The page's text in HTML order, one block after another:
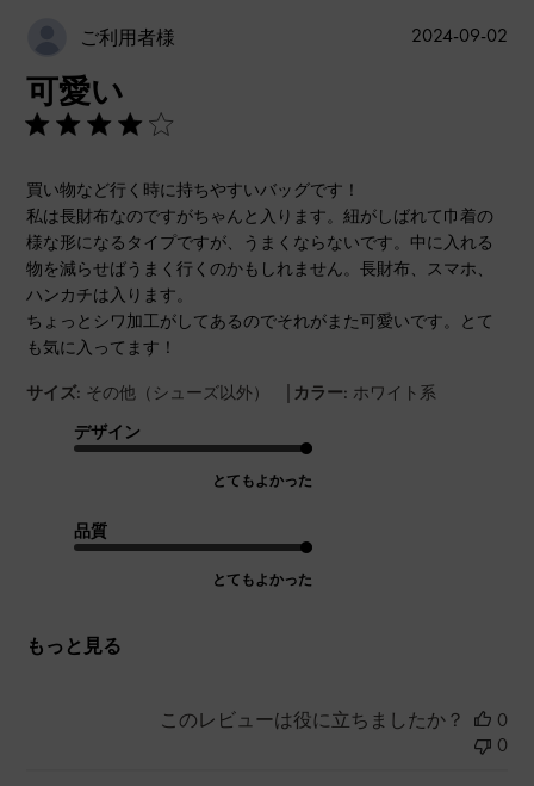
ご利用者様
可愛い
買い物など行く時に持ちやすいバッグです！
私は長財布なのですがちゃんと入ります。紐がしばれて巾着の
様な形になるタイプですが、うまくならないです。中に入れる
物を減らせばうまく行くのかもしれません。長財布、スマホ、
ハンカチは入ります。
ちょっとシワ加工がしてあるのでそれがまた可愛いです。とて
も気に入ってます！
サイズ: その他（シューズ以外） | カラー: ホワイト系
デザイン
とてもよかった
品質
とてもよかった
もっと見る
公
2024-09-02
このレビューは役に立ちましたか？
0
0